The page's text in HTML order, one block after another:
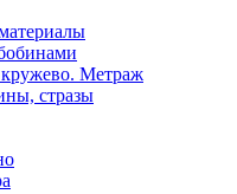
Метраж
стразы